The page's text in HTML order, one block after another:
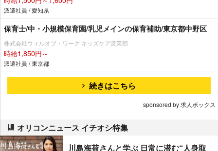
派遣社員 / 愛知県
保育士/中・小規模保育園/乳児メインの保育補助/東京都中野区
株式会社ウィルオブ・ワーク キッズケア営業部
時給1,850円～
派遣社員 / 東京都
続きはこちら
sponsored by 求人ボックス
オリコンニュース イチオシ特集
川島海荷さんと学ぶ 日常に潜む“人身取